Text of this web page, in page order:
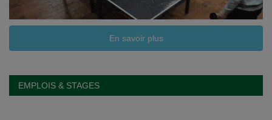
En savoir plus
EMPLOIS & STAGES